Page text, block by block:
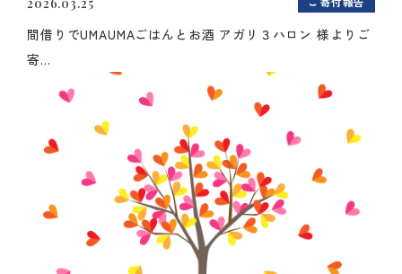
間借りでUMAUMAごはんとお酒 アガリ３ハロン 様よりご
寄...